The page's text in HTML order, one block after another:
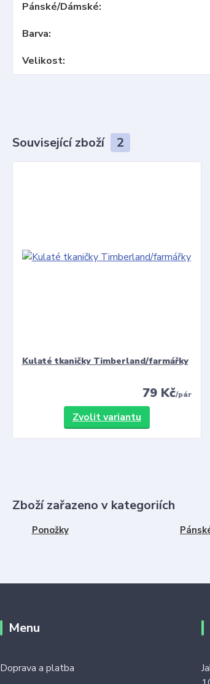
Pánské/Dámské
Barva
Velikost
Související zboží 2
Kulaté tkaničky Timberland/farmářky
79 Kč/pár
Zvolit variantu
Zboží zařazeno v kategoriích
Ponožky
Menu
Doprava a platba